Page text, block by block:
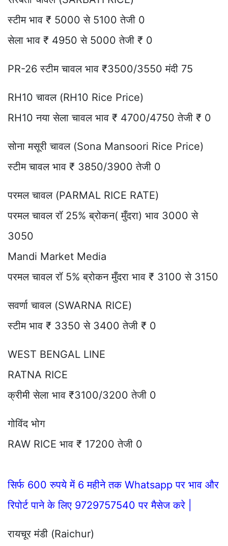
स्टीम भाव ₹ 5000 से 5100 तेजी 0
सेला भाव ₹ 4950 से 5000 तेजी ₹ 0
PR-26 स्टीम चावल भाव ₹3500/3550 मंदी 75
RH10 चावल (RH10 Rice Price)
RH10 नया सेला चावल भाव ₹ 4700/4750 तेजी ₹ 0
सोना मसूरी चावल (Sona Mansoori Rice Price)
स्टीम चावल भाव ₹ 3850/3900 तेजी 0
परमल चावल (PARMAL RICE RATE)
परमल चावल रॉ 25% ब्रोकन( मुँदरा) भाव 3000 से
3050
Mandi Market Media
परमल चावल रॉ 5% ब्रोकन मुँदरा भाव ₹ 3100 से 3150
सवर्णा चावल (SWARNA RICE)
स्टीम भाव ₹ 3350 से 3400 तेजी ₹ 0
WEST BENGAL LINE
RATNA RICE
क्रीमी सेला भाव ₹3100/3200 तेजी 0
गोविंद भोग
RAW RICE भाव ₹ 17200 तेजी 0
सिर्फ 600 रुपये में 6 महीने तक Whatsapp पर भाव और
रिपोर्ट पाने के लिए 9729757540 पर मैसेज करे |
रायचूर मंडी (Raichur)